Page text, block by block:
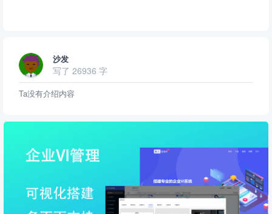
沙发
写了 26936 字
Ta没有介绍内容